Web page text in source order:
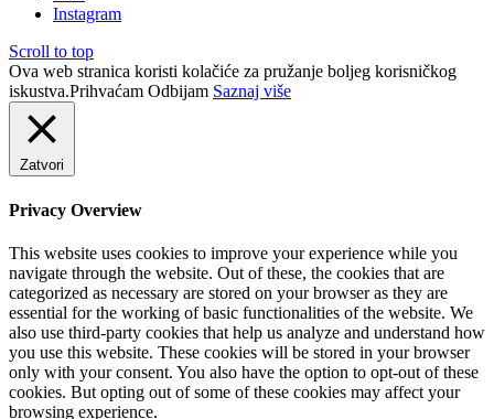
Instagram
Scroll to top
Ova web stranica koristi kolačiće za pružanje boljeg korisničkog
iskustva.Prihvaćam Odbijam Saznaj više
Zatvori
Privacy Overview
This website uses cookies to improve your experience while you
navigate through the website. Out of these, the cookies that are
categorized as necessary are stored on your browser as they are
essential for the working of basic functionalities of the website. We
also use third-party cookies that help us analyze and understand how
you use this website. These cookies will be stored in your browser
only with your consent. You also have the option to opt-out of these
cookies. But opting out of some of these cookies may affect your
browsing experience.